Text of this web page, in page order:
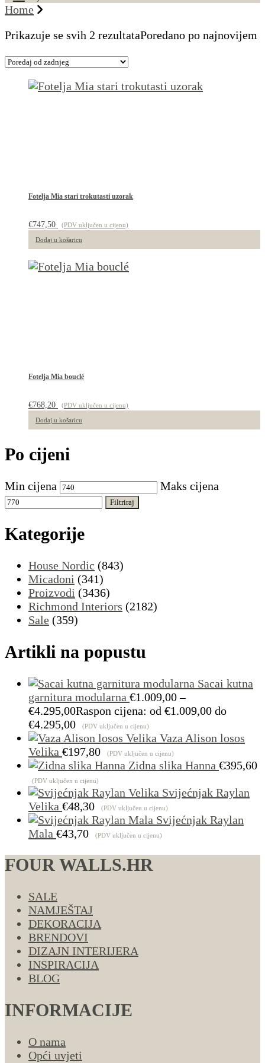
Home
Prikazuje se svih 2 rezultataPoredano po najnovijem
Fotelja Mia stari trokutasti uzorak
€747,50 (PDV uključen u cijenu)
Dodaj u košaricu
Fotelja Mia bouclé
€768,20 (PDV uključen u cijenu)
Dodaj u košaricu
Po cijeni
Min cijena Maks cijena
Filtriraj
Kategorije
House Nordic (843)
Micadoni (341)
Proizvodi (3436)
Richmond Interiors (2182)
Sale (359)
Artikli na popustu
Sacai kutna
garnitura modularna €1.009,00 –
€4.295,00Raspon cijena: od €1.009,00 do
€4.295,00
(PDV uključen u cijenu)
Vaza Alison losos
Velika €197,80 (PDV uključen u cijenu)
Zidna slika Hanna €395,60
(PDV uključen u cijenu)
Svijećnjak Raylan
Velika €48,30 (PDV uključen u cijenu)
Svijećnjak Raylan
Mala €43,70 (PDV uključen u cijenu)
FOUR WALLS.HR
SALE
NAMJEŠTAJ
DEKORACIJA
BRENDOVI
DIZAJN INTERIJERA
INSPIRACIJA
BLOG
INFORMACIJE
O nama
Opći uvjeti